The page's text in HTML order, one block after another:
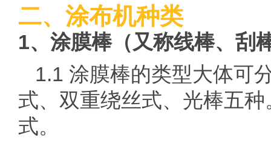
二、涂布机种类
1、涂膜棒（又称线棒、刮
1.1 涂膜棒的类型大体可
式、双重绕丝式、光棒五
式。